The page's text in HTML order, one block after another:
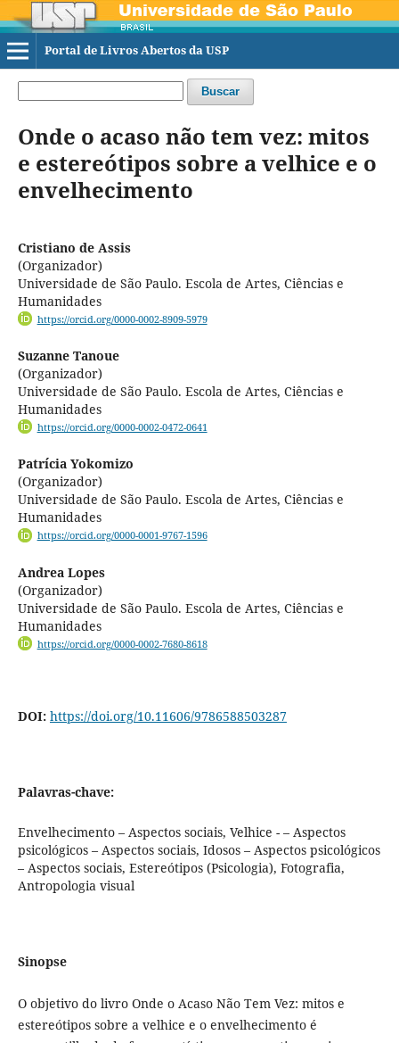
Portal de Livros Abertos da USP
Buscar
Onde o acaso não tem vez: mitos
e estereótipos sobre a velhice e o
envelhecimento
Cristiano de Assis
(Organizador)
Universidade de São Paulo. Escola de Artes, Ciências e
Humanidades
https://orcid.org/0000-0002-8909-5979
Suzanne Tanoue
(Organizador)
Universidade de São Paulo. Escola de Artes, Ciências e
Humanidades
https://orcid.org/0000-0002-0472-0641
Patrícia Yokomizo
(Organizador)
Universidade de São Paulo. Escola de Artes, Ciências e
Humanidades
https://orcid.org/0000-0001-9767-1596
Andrea Lopes
(Organizador)
Universidade de São Paulo. Escola de Artes, Ciências e
Humanidades
https://orcid.org/0000-0002-7680-8618
DOI: https://doi.org/10.11606/9786588503287
Palavras-chave:
Envelhecimento – Aspectos sociais, Velhice - – Aspectos
psicológicos – Aspectos sociais, Idosos – Aspectos psicológicos
– Aspectos sociais, Estereótipos (Psicologia), Fotografia,
Antropologia visual
Sinopse
O objetivo do livro Onde o Acaso Não Tem Vez: mitos e
estereótipos sobre a velhice e o envelhecimento é